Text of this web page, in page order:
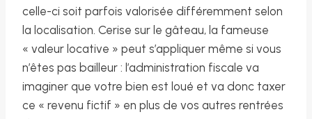
celle-ci soit parfois valorisée différemment selon
la localisation. Cerise sur le gâteau, la fameuse
« valeur locative » peut s’appliquer même si vous
n’êtes pas bailleur : l’administration fiscale va
imaginer que votre bien est loué et va donc taxer
ce « revenu fictif » en plus de vos autres rentrées